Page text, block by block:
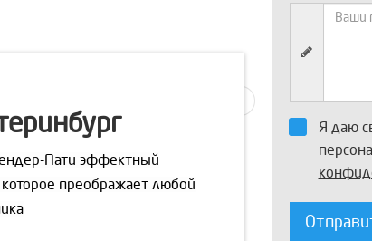
Пати эффектный
преображает любой
Я даю